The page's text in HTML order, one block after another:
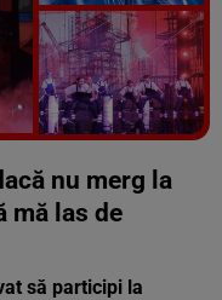
Vezi galeria foto
11 poze
nu merg la
mă las de
să participi la